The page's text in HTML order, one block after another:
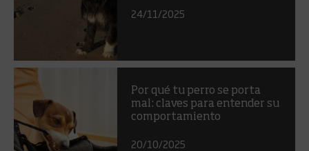
24/11/2025
Por qué tu perro se porta
mal: claves para entender su
comportamiento
20/10/2025